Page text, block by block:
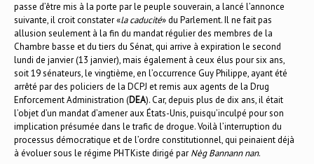
passe d’être mis à la porte par le peuple souverain, a lancé l’annonce
suivante, il croit constater «la caducité» du Parlement. Il ne fait pas
allusion seulement à la fin du mandat régulier des membres de la
Chambre basse et du tiers du Sénat, qui arrive à expiration le second
lundi de janvier (13 janvier), mais également à ceux élus pour six ans,
soit 19 sénateurs, le vingtième, en l’occurrence Guy Philippe, ayant été
arrêté par des policiers de la DCPJ et remis aux agents de la Drug
Enforcement Administration (DEA). Car, depuis plus de dix ans, il était
l’objet d’un mandat d’amener aux États-Unis, puisqu’inculpé pour son
implication présumée dans le trafic de drogue. Voilà l’interruption du
processus démocratique et de l’ordre constitutionnel, qui peinaient déjà
à évoluer sous le régime PHTKiste dirigé par Nèg Bannann nan.